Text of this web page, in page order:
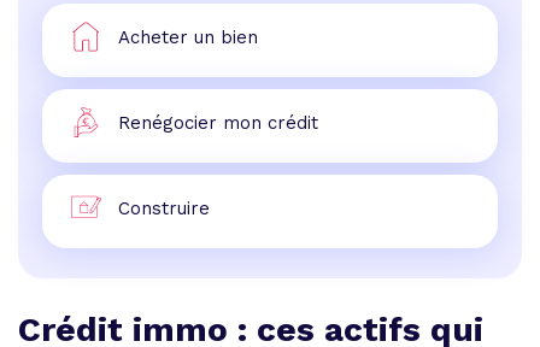
Acheter un bien
Renégocier mon crédit
Construire
Crédit immo : ces actifs qui